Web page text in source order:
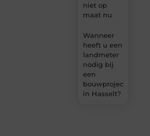
niet op
maat nu
Wanneer
heeft u een
landmeter
nodig bij
een
bouwproject
in Hasselt?